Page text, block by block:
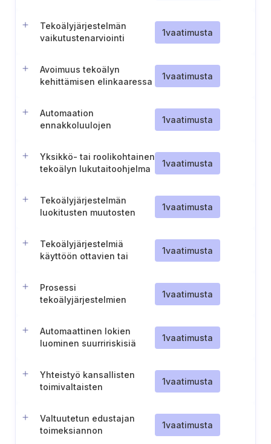
Tekoälyjärjestelmän
vaikutustenarviointi
1vaatimusta
Avoimuus tekoälyn
kehittämisen elinkaaressa
1vaatimusta
Automaation
ennakkoluulojen
tekoälyjärjestelmien
käytössä
1vaatimusta
Yksikkö- tai roolikohtainen
tekoälyn lukutaitoohjelma
1vaatimusta
Tekoälyjärjestelmän
luokitusten muutosten
1vaatimusta
Tekoälyjärjestelmiä
käyttöön ottavien tai
käytännesäännöt
1vaatimusta
Prosessi
tekoälyjärjestelmien
1vaatimusta
Automaattinen lokien
luominen suurririskisiä
1vaatimusta
Yhteistyö kansallisten
toimivaltaisten
tekoälyjärjestelmien
tarjoajien osalta
1vaatimusta
Valtuutetun edustajan
toimeksiannon
1vaatimusta